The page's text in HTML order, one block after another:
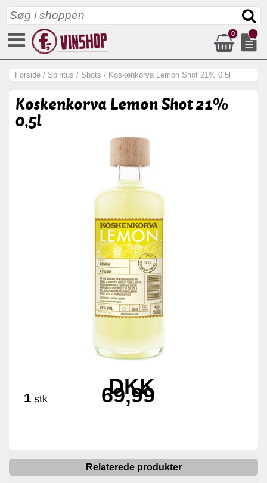
0
Forside / Spiritus / Shots / Koskenkorva Lemon Shot 21% 0,5l
Koskenkorva Lemon Shot 21%
0,5l
1 stk
DKK
69,99
Relaterede produkter